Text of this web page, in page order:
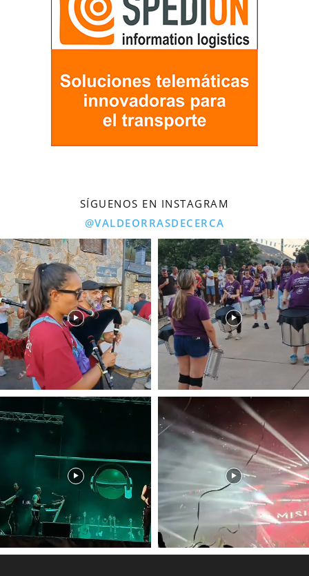
SÍGUENOS EN INSTAGRAM
@VALDEORRASDECERCA